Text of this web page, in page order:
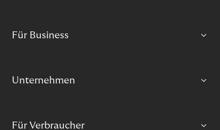
Für Business
Unternehmen
Für Verbraucher